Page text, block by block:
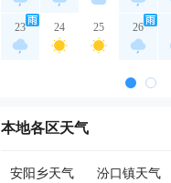
23 24 25 26
本地各区天气
安阳乡天气 汾口镇天气